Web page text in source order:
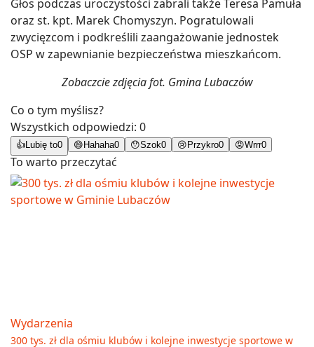
Głos podczas uroczystości zabrali także Teresa Pamuła
oraz st. kpt. Marek Chomyszyn. Pogratulowali
zwycięzcom i podkreślili zaangażowanie jednostek
OSP w zapewnianie bezpieczeństwa mieszkańcom.
Zobaczcie zdjęcia fot. Gmina Lubaczów
Co o tym myślisz?
Wszystkich odpowiedzi: 0
👍 Lubię to0 😄 Hahaha0 😯Szok0 😢 Przykro0 😡Wrrr0
To warto przeczytać
Wydarzenia
300 tys. zł dla ośmiu klubów i kolejne inwestycje sportowe w